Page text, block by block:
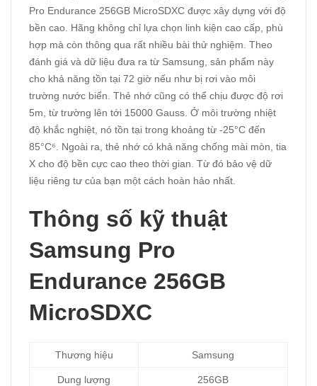
Pro Endurance 256GB MicroSDXC được xây dựng với độ
bền cao. Hãng không chỉ lựa chọn linh kiện cao cấp, phù
hợp mà còn thông qua rất nhiều bài thử nghiệm. Theo
đánh giá và dữ liệu đưa ra từ Samsung, sản phẩm này
cho khả năng tồn tại 72 giờ nếu như bị rơi vào môi
trường nước biển. Thẻ nhớ cũng có thể chịu được độ rơi
5m, từ trường lên tới 15000 Gauss. Ở môi trường nhiệt
độ khắc nghiệt, nó tồn tại trong khoảng từ -25°C đến
85°C⁶. Ngoài ra, thẻ nhớ có khả năng chống mài mòn, tia
X cho độ bền cực cao theo thời gian. Từ đó bảo vệ dữ
liệu riêng tư của bạn một cách hoàn hảo nhất.
Thông số kỹ thuật
Samsung Pro
Endurance 256GB
MicroSDXC
Thương hiệu Samsung
Dung lượng 256GB